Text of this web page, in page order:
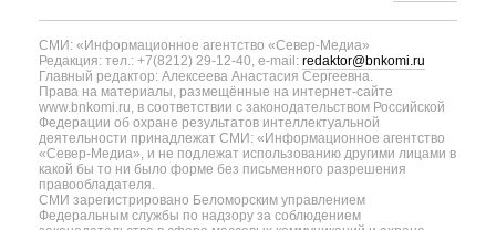
СМИ: «Информационное агентство «Север-Медиа»
Редакция: тел.: +7(8212) 29-12-40, e-mail: redaktor@bnkomi.ru
Главный редактор: Алексеева Анастасия Сергеевна.
Права на материалы, размещённые на интернет-сайте
www.bnkomi.ru, в соответствии с законодательством Российской
Федерации об охране результатов интеллектуальной
деятельности принадлежат СМИ: «Информационное агентство
«Север-Медиа», и не подлежат использованию другими лицами в
какой бы то ни было форме без письменного разрешения
правообладателя.
СМИ зарегистрировано Беломорским управлением
Федеральным службы по надзору за соблюдением